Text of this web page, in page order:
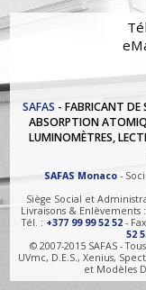
SAFAS - FABRICANT DE
ABSORPTION
LUMINOMÈTRES,
SAFAS Monaco-
Siège Social et
Livraisons & Enlèvements
Tél. : +377 99 99 52 52 -
52
© 2007-2015 SAFAS -
UVmc, D.E.S., Xenius,
et Modèles